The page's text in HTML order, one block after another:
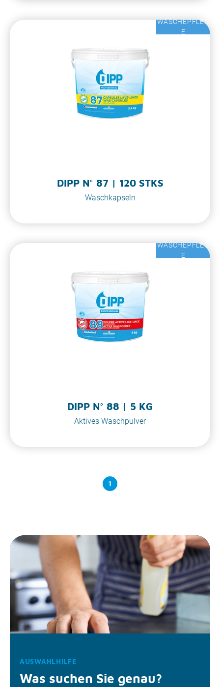
WÄSCHEPFLEG
E
DIPP N° 87 | 120 STKS
Waschkapseln
WÄSCHEPFLEG
E
DIPP N° 88 | 5 KG
Aktives Waschpulver
1
AUSWAHLHILFE
Was suchen Sie genau?